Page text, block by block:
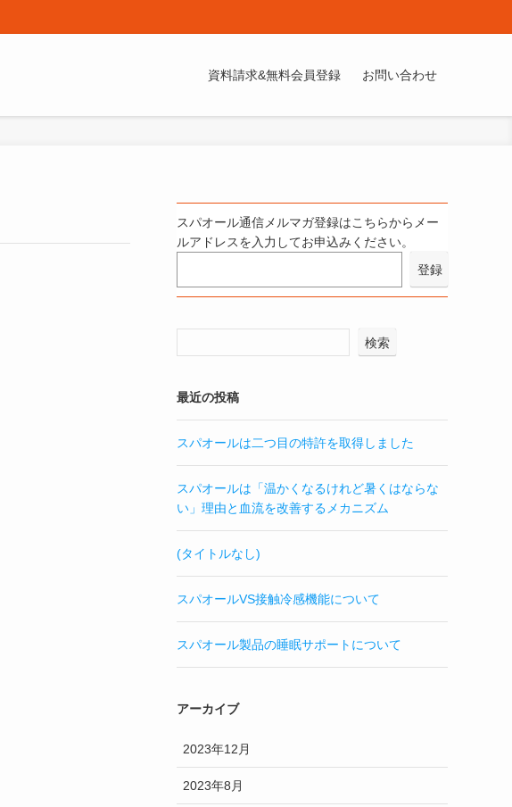
資料請求&無料会員登録 お問い合わせ
スパオール通信メルマガ登録はこちらからメー
ルアドレスを入力してお申込みください。
検索
最近の投稿
スパオールは二つ目の特許を取得しました
スパオールは「温かくなるけれど暑くはならな
い」理由と血流を改善するメカニズム
(タイトルなし)
スパオールVS接触冷感機能について
スパオール製品の睡眠サポートについて
アーカイブ
2023年12月
2023年8月